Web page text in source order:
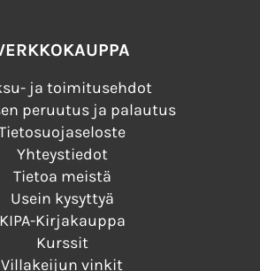
ja toimitusehdot
peruutus ja palautus
Yhteystiedot
Tietoa meistä
Usein kysyttyä
KIPA-Kirjakauppa
Kurssit
Villakeijun vinkit